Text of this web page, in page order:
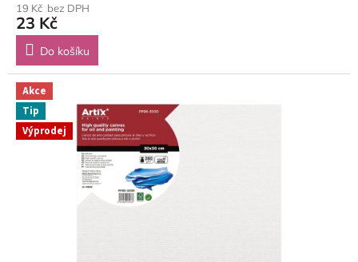
19 Kč bez DPH
23 Kč
Do košíku
Akce
Tip
Výprodej